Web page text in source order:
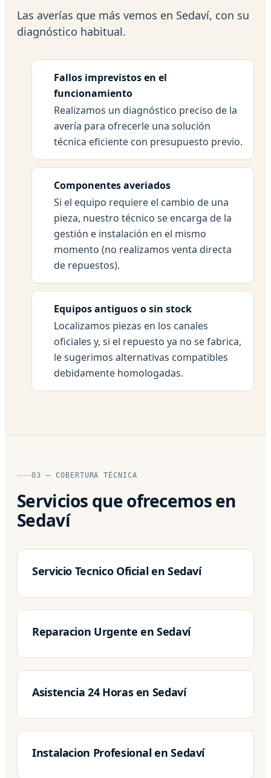
Las averías que más vemos en Sedaví, con su
diagnóstico habitual.
Fallos imprevistos en el
funcionamiento
Realizamos un diagnóstico preciso de la
avería para ofrecerle una solución
técnica eficiente con presupuesto previo.
Componentes averiados
Si el equipo requiere el cambio de una
pieza, nuestro técnico se encarga de la
gestión e instalación en el mismo
momento (no realizamos venta directa
de repuestos).
Equipos antiguos o sin stock
Localizamos piezas en los canales
oficiales y, si el repuesto ya no se fabrica,
le sugerimos alternativas compatibles
debidamente homologadas.
03 — COBERTURA TÉCNICA
Servicios que ofrecemos en
Sedaví
Servicio Tecnico Oficial en Sedaví
Reparacion Urgente en Sedaví
Asistencia 24 Horas en Sedaví
Instalacion Profesional en Sedaví